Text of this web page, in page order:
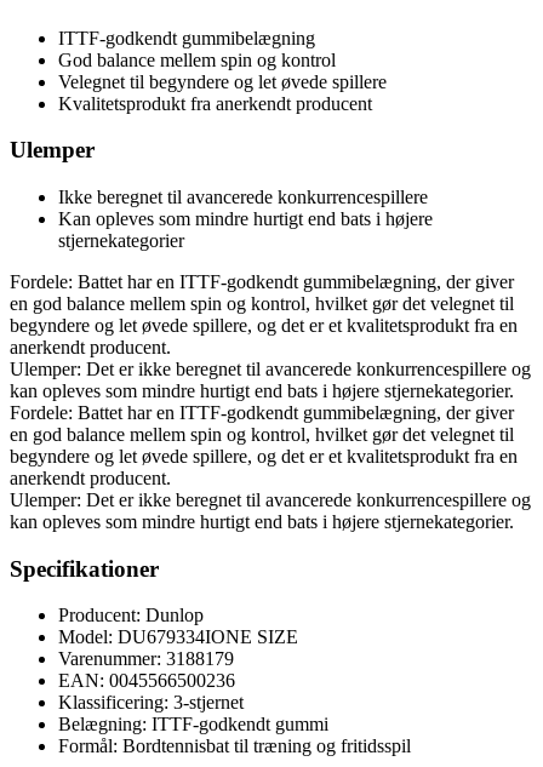
ITTF-godkendt gummibelægning
God balance mellem spin og kontrol
Velegnet til begyndere og let øvede spillere
Kvalitetsprodukt fra anerkendt producent
Ulemper
Ikke beregnet til avancerede konkurrencespillere
Kan opleves som mindre hurtigt end bats i højere
stjernekategorier
Fordele: Battet har en ITTF-godkendt gummibelægning, der giver
en god balance mellem spin og kontrol, hvilket gør det velegnet til
begyndere og let øvede spillere, og det er et kvalitetsprodukt fra en
anerkendt producent.
Ulemper: Det er ikke beregnet til avancerede konkurrencespillere og
kan opleves som mindre hurtigt end bats i højere stjernekategorier.
Fordele: Battet har en ITTF-godkendt gummibelægning, der giver
en god balance mellem spin og kontrol, hvilket gør det velegnet til
begyndere og let øvede spillere, og det er et kvalitetsprodukt fra en
anerkendt producent.
Ulemper: Det er ikke beregnet til avancerede konkurrencespillere og
kan opleves som mindre hurtigt end bats i højere stjernekategorier.
Specifikationer
Producent: Dunlop
Model: DU679334IONE SIZE
Varenummer: 3188179
EAN: 0045566500236
Klassificering: 3-stjernet
Belægning: ITTF-godkendt gummi
Formål: Bordtennisbat til træning og fritidsspil